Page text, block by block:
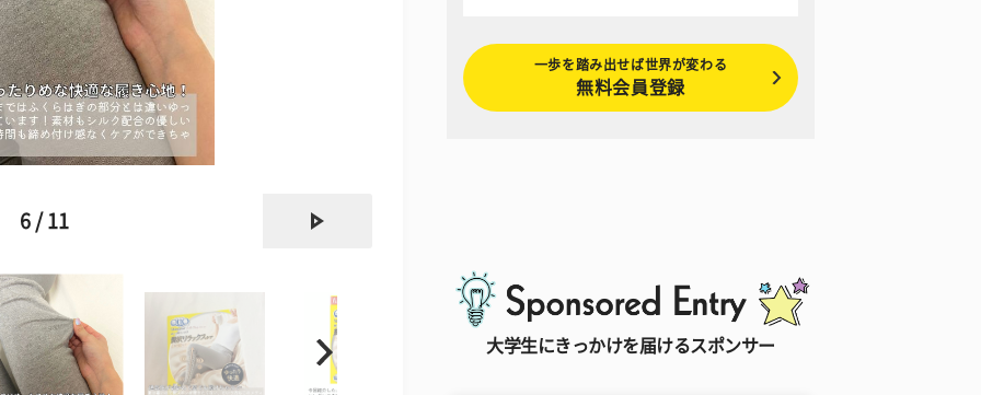
6 / 11
一歩を踏み出せば世界が変わる
無料会員登録
大学生にきっかけを届けるスポンサー